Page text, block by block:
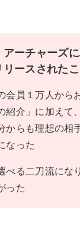
アーチャーズ
リースされた
会員１万人から
紹介」に加えて
からも理想の相
なった
べる二刀流にな
った